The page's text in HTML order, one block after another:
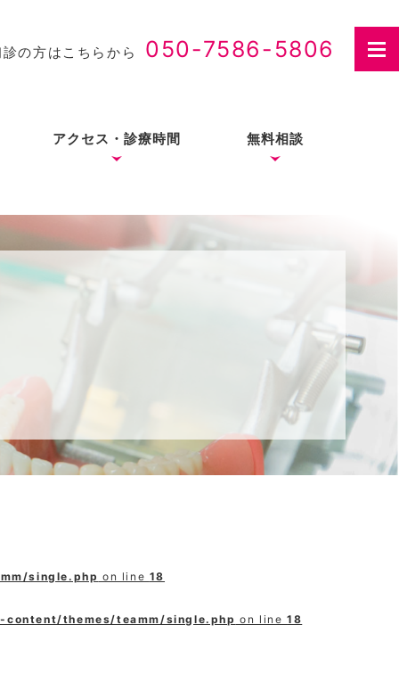
診の方はこちらから 050-7586-5806
アクセス・診療時間 無料相談
single.php on line 18
themes/teamm/single.php on line18